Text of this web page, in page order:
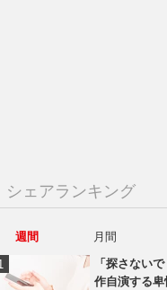
シェアランキング
週間 月間
「探さない
作自演する